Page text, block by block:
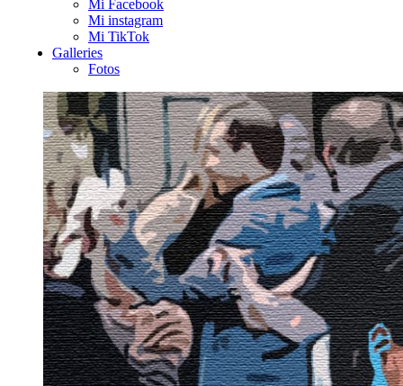
Mi Facebook
Mi instagram
Mi TikTok
Galleries
Fotos